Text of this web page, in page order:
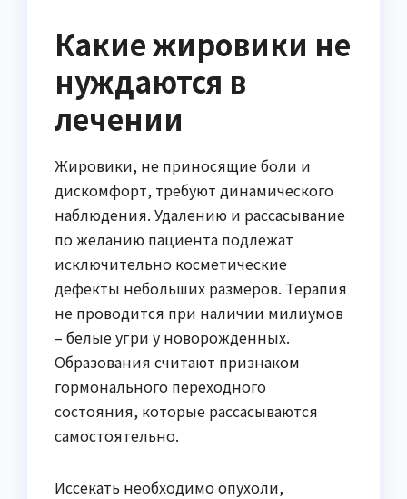
Какие жировики не
нуждаются в
лечении
Жировики, не приносящие боли и
дискомфорт, требуют динамического
наблюдения. Удалению и рассасывание
по желанию пациента подлежат
исключительно косметические
дефекты небольших размеров. Терапия
не проводится при наличии милиумов
– белые угри у новорожденных.
Образования считают признаком
гормонального переходного
состояния, которые рассасываются
самостоятельно.
Иссекать необходимо опухоли,